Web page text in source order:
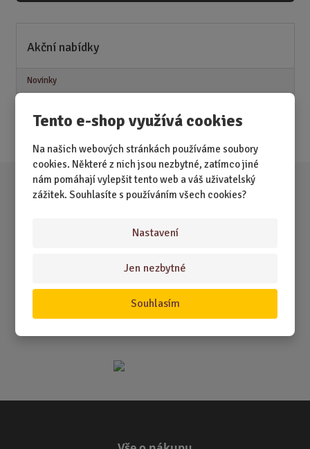
Tento e-shop využívá cookies
Na našich webových stránkách používáme soubory
cookies. Některé z nich jsou nezbytné, zatímco jiné
nám pomáhají vylepšit tento web a váš uživatelský
zážitek. Souhlasíte s používáním všech cookies?
Nastavení
Jen nezbytné
Souhlasím
Akční nabídky
Novinky
Akce